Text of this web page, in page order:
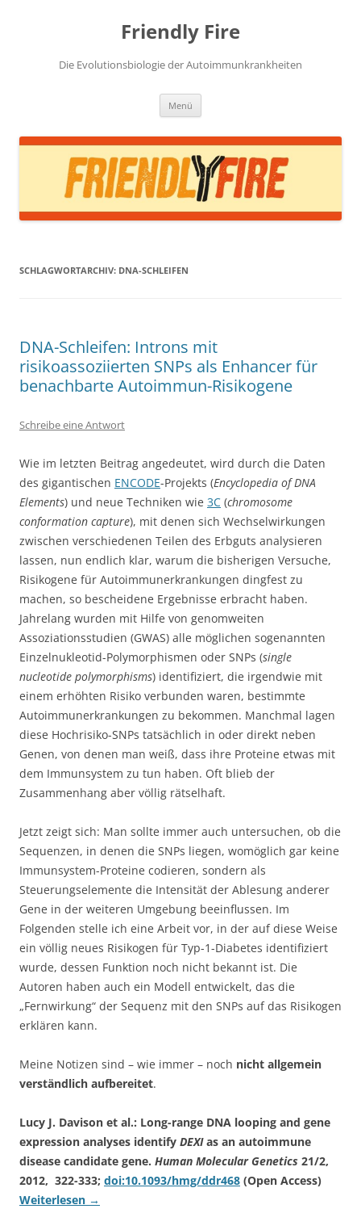
Friendly Fire
Die Evolutionsbiologie der Autoimmunkrankheiten
Menü
SCHLAGWORTARCHIV: DNA-SCHLEIFEN
DNA-Schleifen: Introns mit
risikoassoziierten SNPs als Enhancer für
benachbarte Autoimmun-Risikogene
Schreibe eine Antwort
Wie im letzten Beitrag angedeutet, wird durch die Daten
des gigantischen ENCODE-Projekts (Encyclopedia of DNA
Elements) und neue Techniken wie 3C (chromosome
conformation capture), mit denen sich Wechselwirkungen
zwischen verschiedenen Teilen des Erbguts analysieren
lassen, nun endlich klar, warum die bisherigen Versuche,
Risikogene für Autoimmunerkrankungen dingfest zu
machen, so bescheidene Ergebnisse erbracht haben.
Jahrelang wurden mit Hilfe von genomweiten
Assoziationsstudien (GWAS) alle möglichen sogenannten
Einzelnukleotid-Polymorphismen oder SNPs (single
nucleotide polymorphisms) identifiziert, die irgendwie mit
einem erhöhten Risiko verbunden waren, bestimmte
Autoimmunerkrankungen zu bekommen. Manchmal lagen
diese Hochrisiko-SNPs tatsächlich in oder direkt neben
Genen, von denen man weiß, dass ihre Proteine etwas mit
dem Immunsystem zu tun haben. Oft blieb der
Zusammenhang aber völlig rätselhaft.
Jetzt zeigt sich: Man sollte immer auch untersuchen, ob die
Sequenzen, in denen die SNPs liegen, womöglich gar keine
Immunsystem-Proteine codieren, sondern als
Steuerungselemente die Intensität der Ablesung anderer
Gene in der weiteren Umgebung beeinflussen. Im
Folgenden stelle ich eine Arbeit vor, in der auf diese Weise
ein völlig neues Risikogen für Typ-1-Diabetes identifiziert
wurde, dessen Funktion noch nicht bekannt ist. Die
Autoren haben auch ein Modell entwickelt, das die
„Fernwirkung“ der Sequenz mit den SNPs auf das Risikogen
erklären kann.
Meine Notizen sind – wie immer – noch nicht allgemein
verständlich aufbereitet.
Lucy J. Davison et al.: Long-range DNA looping and gene
expression analyses identify DEXIas an autoimmune
disease candidate gene. Human Molecular Genetics 21/2,
2012, 322-333; doi:10.1093/hmg/ddr468 (Open Access)
Weiterlesen →